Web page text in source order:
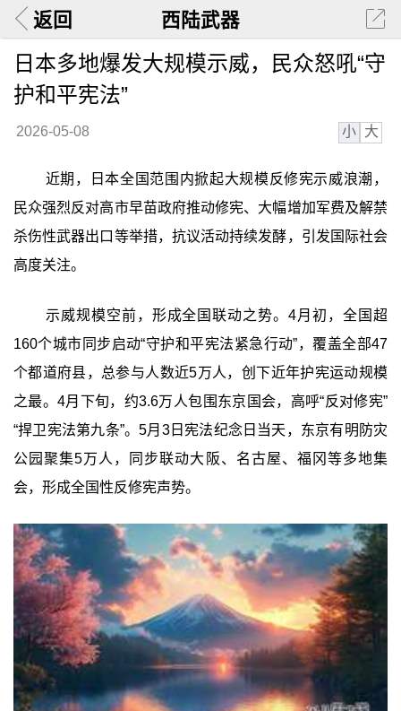
返回 西陆武器
日本多地爆发大规模示威，民众怒吼“守
护和平宪法”
2026-05-08 小 大
近期，日本全国范围内掀起大规模反修宪示威浪潮，
民众强烈反对高市早苗政府推动修宪、大幅增加军费及解禁
杀伤性武器出口等举措，抗议活动持续发酵，引发国际社会
高度关注。
示威规模空前，形成全国联动之势。4月初，全国超
160个城市同步启动“守护和平宪法紧急行动”，覆盖全部47
个都道府县，总参与人数近5万人，创下近年护宪运动规模
之最。4月下旬，约3.6万人包围东京国会，高呼“反对修宪”
“捍卫宪法第九条”。5月3日宪法纪念日当天，东京有明防灾
公园聚集5万人，同步联动大阪、名古屋、福冈等多地集
会，形成全国性反修宪声势。